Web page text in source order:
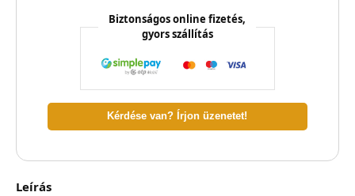
Biztonságos online fizetés,
gyors szállítás
Kérdése van? Írjon üzenetet!
Leírás